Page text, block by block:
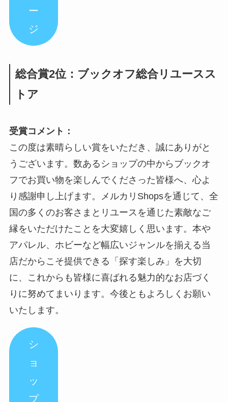
ー
ジ
総合賞2位：ブックオフ総合リユースス
トア
受賞コメント：
この度は素晴らしい賞をいただき、誠にありがと
うございます。数あるショップの中からブックオ
フでお買い物を楽しんでくださった皆様へ、心よ
り感謝申し上げます。メルカリShopsを通じて、全
国の多くのお客さまとリユースを通じた素敵なご
縁をいただけたことを大変嬉しく思います。本や
アパレル、ホビーなど幅広いジャンルを揃える当
店だからこそ提供できる「探す楽しみ」を大切
に、これからも皆様に喜ばれる魅力的なお店づく
りに努めてまいります。今後ともよろしくお願い
いたします。
シ
ョ
ッ
プ